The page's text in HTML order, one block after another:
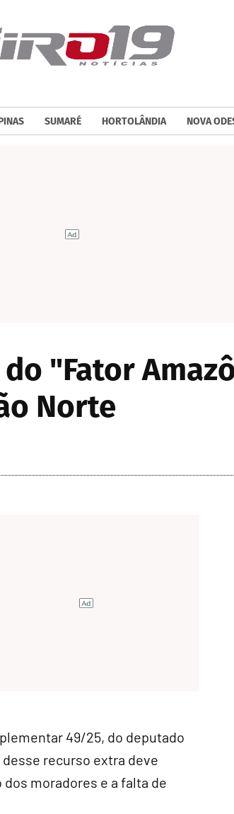
SUMARÉ HORTOLÂNDIA NOVA
"Fator
Norte
49/25, do deputado
recurso extra deve
moradores e a falta de